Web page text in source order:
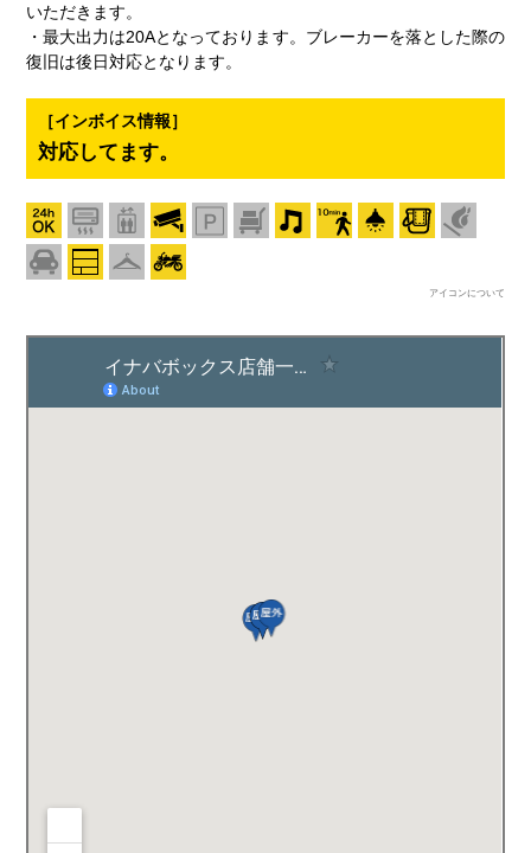
いただきます。
・最大出力は20Aとなっております。ブレーカーを落とした際の
復旧は後日対応となります。
［インボイス情報］
対応してます。
アイコンについて